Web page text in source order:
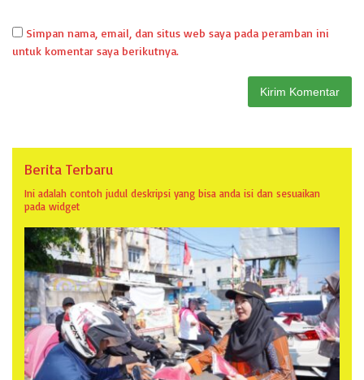
Simpan nama, email, dan situs web saya pada peramban ini
untuk komentar saya berikutnya.
Berita Terbaru
Ini adalah contoh judul deskripsi yang bisa anda isi dan sesuaikan
pada widget